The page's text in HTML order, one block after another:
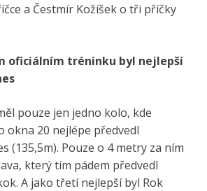
a Čestmír Kožíšek o tři příčky
oficiálním tréninku byl nejlepší
pouze jen jedno kolo, kde
okna 20 nejlépe předvedl
(135,5m). Pouze o 4 metry za ním
který tím pádem předvedl
A jako třetí nejlepší byl Rok